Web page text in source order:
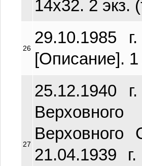
14х32. 2 экз.
26
29.10.1985
[Описание].
27
25.12.1940
21.04.1939